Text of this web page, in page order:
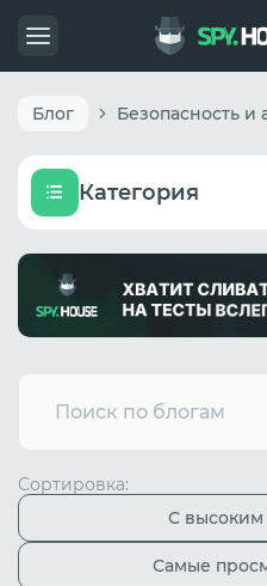
Блог Безопасность и
Категория
Сортировка:
С высоким
Самые